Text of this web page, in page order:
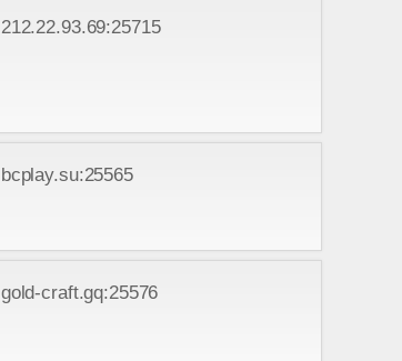
212.22.93.69:25715
bcplay.su:25565
gold-craft.gq:25576